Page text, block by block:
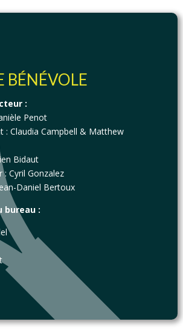
BÉNÉVOLE
:
Penot
: Claudia Campbell & Matthew
Bidaut
: Cyril Gonzalez
Daniel Bertoux
bureau :